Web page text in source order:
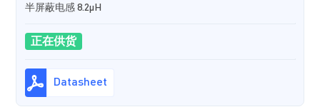
半屏蔽电感 8.2µH
正在供货
Datasheet